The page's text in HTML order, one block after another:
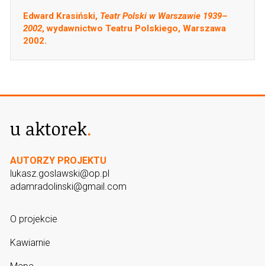
Edward Krasiński, Teatr Polski w Warszawie 1939–
2002, wydawnictwo Teatru Polskiego, Warszawa
2002.
AUTORZY PROJEKTU
lukasz.goslawski@op.pl
adamradolinski@gmail.com
O projekcie
Kawiarnie